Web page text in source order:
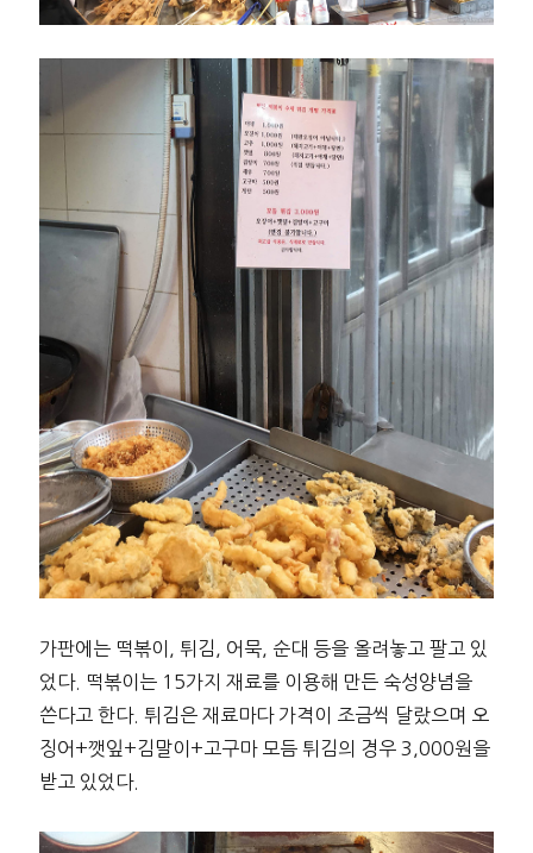
가판에는 떡볶이, 튀김, 어묵, 순대 등을 올려놓고 팔고 있
었다. 떡볶이는 15가지 재료를 이용해 만든 숙성양념을
쓴다고 한다. 튀김은 재료마다 가격이 조금씩 달랐으며 오
징어+깻잎+김말이+고구마 모듬 튀김의 경우 3,000원을
받고 있었다.